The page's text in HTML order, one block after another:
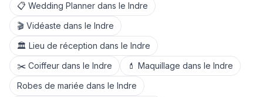
📋 Wedding Planner dans le Indre
🎬 Vidéaste dans le Indre
🏛️ Lieu de réception dans le Indre
✂️ Coiffeur dans le Indre 💄 Maquillage dans le Indre
Robes de mariée dans le Indre